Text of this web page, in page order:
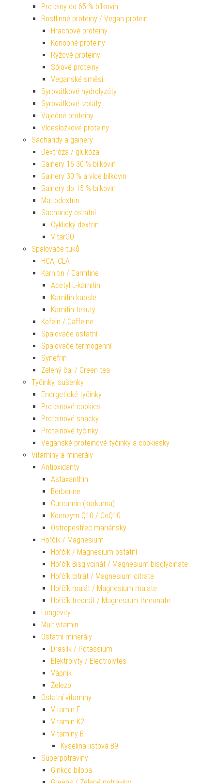
Proteiny do 65 % bílkovin
Rostlinné proteiny / Vegan protein
Hrachové proteiny
Konopné proteiny
Rýžové proteiny
Sójové proteiny
Veganské směsi
Syrovátkové hydrolyzáty
Syrovátkové izoláty
Vaječné proteiny
Vícesložkové proteiny
Sacharidy a gainery
Dextróza / glukóza
Gainery 16-30 % bílkovin
Gainery 30 % a více bílkovin
Gainery do 15 % bílkovin
Maltodextrin
Sacharidy ostatní
Cyklický dextrin
VitarGO
Spalovače tuků
HCA, CLA
Karnitin / Carnitine
Acetyl L-karnitin
Karnitin kapsle
Karnitin tekutý
Kofein / Caffeine
Spalovače ostatní
Spalovače termogenní
Synefrin
Zelený čaj / Green tea
Tyčinky, sušenky
Energetické tyčinky
Proteinové cookies
Proteinové snacky
Proteinové tyčinky
Veganské proteinové tyčinky a cookiesky
Vitamíny a minerály
Antioxidanty
Astaxanthin
Berberine
Curcumin (kurkuma)
Koenzym Q10 / CoQ10
Ostropestřec mariánský
Hořčík / Magnesium
Hořčík / Magnesium ostatní
Hořčík Bisglycinát / Magnesium bisglycinate
Hořčík citrát / Magnesium citrate
Hořčík malát / Magnesium malate
Hořčík treonát / Magnesium threonate
Longevity
Multivitamin
Ostatní minerály
Draslík / Potassium
Elektrolyty / Electrolytes
Vápník
Železo
Ostatní vitamíny
Vitamin E
Vitamin K2
Vitamíny B
Kyselina listová B9
Superpotraviny
Ginkgo biloba